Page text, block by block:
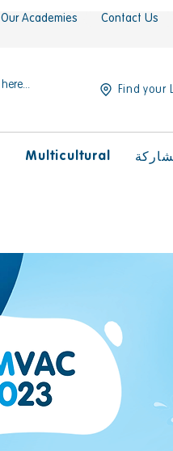
Our Academies Contact Us
Find your
Multicultural